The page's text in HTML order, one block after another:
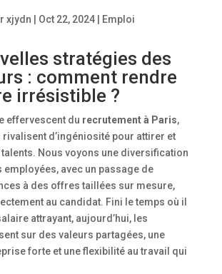
xjydn | Oct 22, 2024 | Emploi
stratégies des
: comment rendre
irrésistible ?
effervescent du recrutement à Paris,
d’ingéniosité pour attirer et
Nous voyons une diversification
avec un passage de
à des offres taillées sur mesure,
au candidat. Fini le temps où il
attrayant, aujourd’hui, les
sur des valeurs partagées, une
forte et une flexibilité au travail qui